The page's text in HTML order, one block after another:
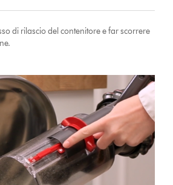
di rilascio del contenitore e far scorrere